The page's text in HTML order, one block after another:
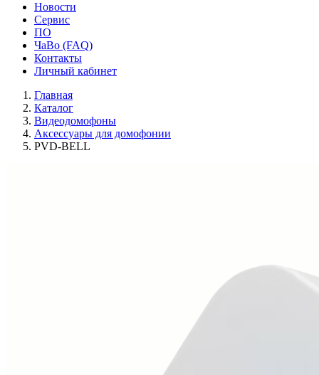
Новости
Сервис
ПО
ЧаВо (FAQ)
Контакты
Личный кабинет
Главная
Каталог
Видеодомофоны
Аксессуары для домофонии
PVD-BELL